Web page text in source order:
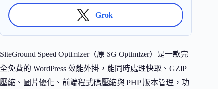
Grok
SiteGround Speed Optimizer（原 SG Optimizer）是一款完
全免費的 WordPress 效能外掛，能同時處理快取、GZIP
壓縮、圖片優化、前端程式碼壓縮與 PHP 版本管理，功